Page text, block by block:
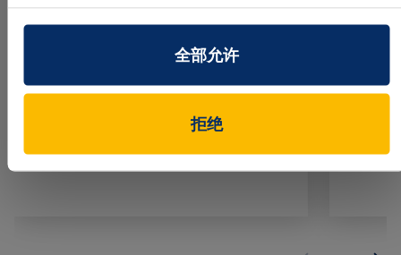
全部允许
拒绝
观看视频
境下也